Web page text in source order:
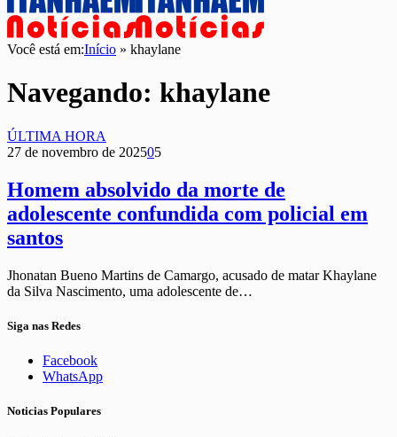
Você está em:Início » khaylane
Navegando: khaylane
ÚLTIMA HORA
27 de novembro de 202505
Homem absolvido da morte de
adolescente confundida com policial em
santos
Jhonatan Bueno Martins de Camargo, acusado de matar Khaylane
da Silva Nascimento, uma adolescente de…
Siga nas Redes
Facebook
WhatsApp
Noticias Populares